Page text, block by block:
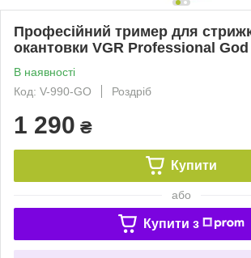
Професійний тример для
окантовки VGR Professional God
В наявності
Код: V-990-GO
Роздріб
1 290 ₴
Купити
або
Купити з